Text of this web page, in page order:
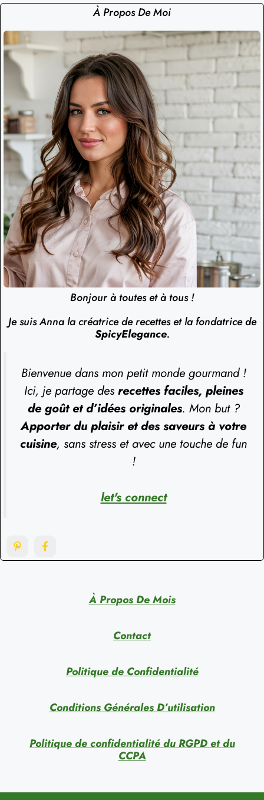
À Propos De Moi
Bonjour à toutes et à tous !
Je suis Anna la créatrice de recettes et la fondatrice de
SpicyElegance.
Bienvenue dans mon petit monde gourmand !
Ici, je partage des recettes faciles, pleines
de goût et d’idées originales. Mon but ?
Apporter du plaisir et des saveurs à votre
cuisine, sans stress et avec une touche de fun
!
let's connect
À Propos De Mois
Contact
Politique de Confidentialité
Conditions Générales D’utilisation
Politique de confidentialité du RGPD et du
CCPA